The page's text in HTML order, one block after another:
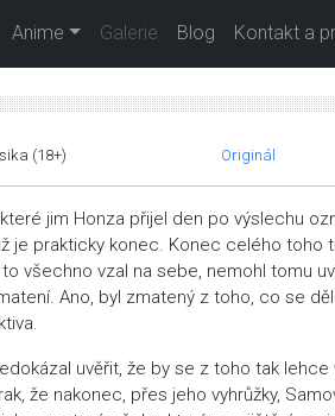
Anime Galerie Blog Kontakt a
(18+) Originál
jim Honza přijel den po výslechu
je prakticky konec. Konec celého toho
všechno vzal na sebe, nemohl tomu
Ano, byl zmatený z toho, co se
uvěřit, že by se z toho tak lehce
že nakonec, přes jeho vyhrůžky,